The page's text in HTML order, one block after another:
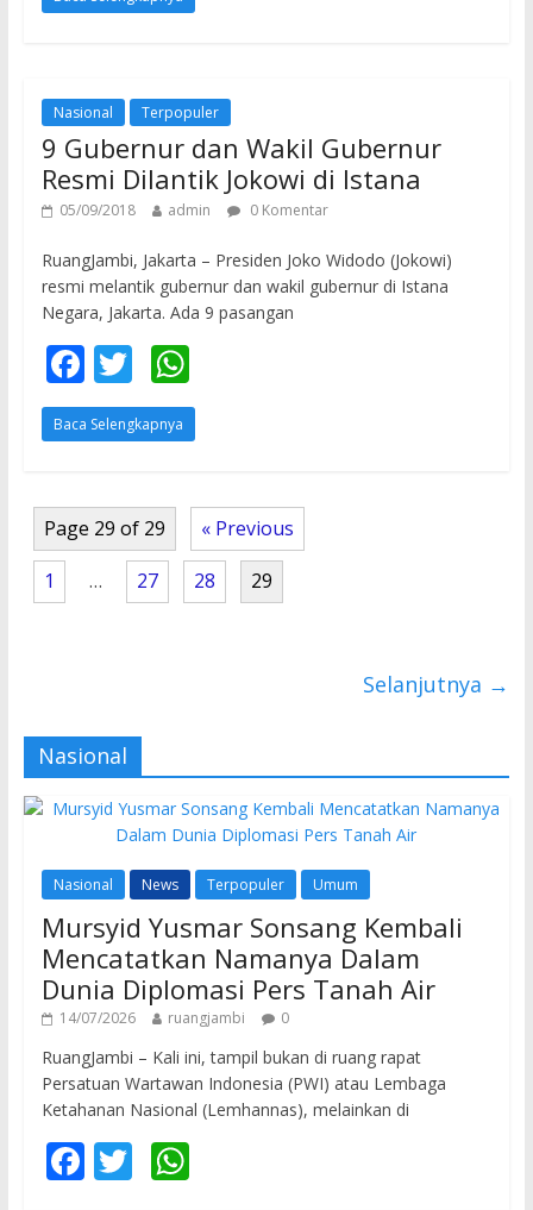
e
o
o
k
itt at
A
p
p
Nasional Terpopuler
9 Gubernur dan Wakil Gubernur
Resmi Dilantik Jokowi di Istana
05/09/2018 admin 0 Komentar
RuangJambi, Jakarta – Presiden Joko Widodo (Jokowi)
resmi melantik gubernur dan wakil gubernur di Istana
Negara, Jakarta. Ada 9 pasangan
F
ac
e
o
o
k
T
w
itt
W
h
at
A
p
p
Baca Selengkapnya
Page 29 of 29 « Previous
1 … 27 28 29
Selanjutnya →
Nasional
Nasional News Terpopuler Umum
Mursyid Yusmar Sonsang Kembali
Mencatatkan Namanya Dalam
Dunia Diplomasi Pers Tanah Air
14/07/2026 ruangjambi 0
RuangJambi – Kali ini, tampil bukan di ruang rapat
Persatuan Wartawan Indonesia (PWI) atau Lembaga
Ketahanan Nasional (Lemhannas), melainkan di
F T W